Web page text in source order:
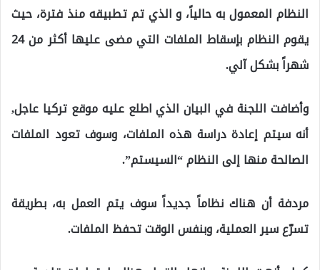
النظام المعمول به حالياً، و الذي تم تطبيقه منذ فترة، حيث
يقوم النظام بإسقاط الملفات التي مضى عليها أكثر من 24
شهراً بشكل آلي.
وأضافت اللجنة في البيان الذي اطلع عليه موقع تركيا عاجل,
أنه سيتم إعادة دراسة هذه الملفات، وسوف تعود الملفات
الصالحة منها إلى النظام “السيستم”.
مردفة أن هناك نظاماً جديداً سوف يتم العمل به، بطريقة
تسرّع سير العملية، وبنفس الوقت تحفظ الملفات.